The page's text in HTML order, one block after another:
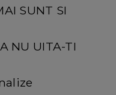
SUNT SI
NU UITA-TI